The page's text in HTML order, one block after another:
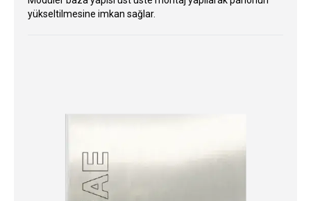
yükseltilmesine imkan sağlar.